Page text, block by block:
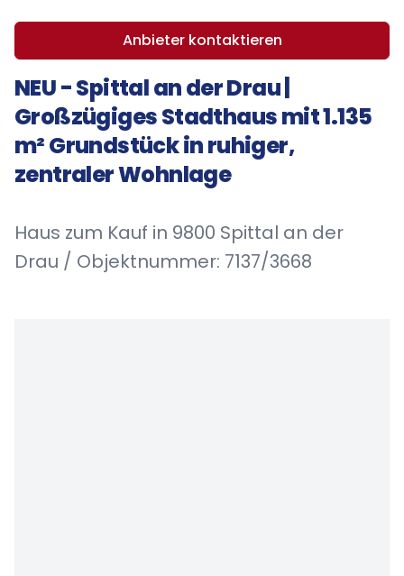
Anbieter kontaktieren
NEU - Spittal an der Drau |
Großzügiges Stadthaus mit 1.135
m² Grundstück in ruhiger,
zentraler Wohnlage
Haus zum Kauf in 9800 Spittal an der
Drau / Objektnummer: 7137/3668